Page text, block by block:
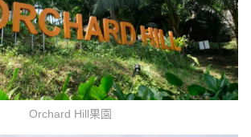
Orchard Hill果園